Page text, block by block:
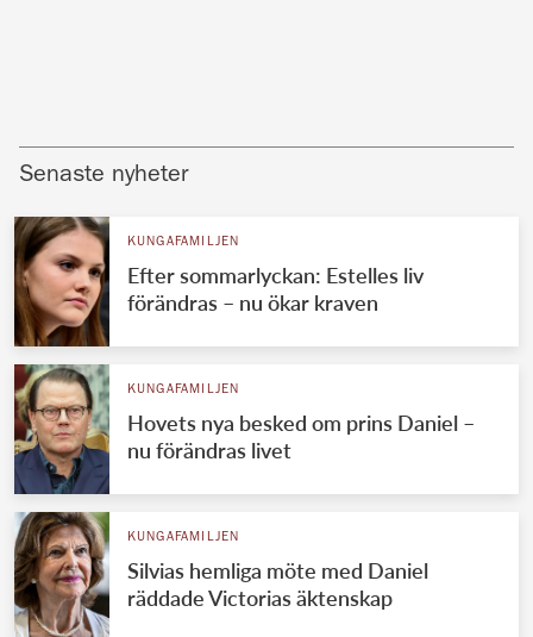
Senaste nyheter
KUNGAFAMILJEN
Efter sommarlyckan: Estelles liv
förändras – nu ökar kraven
KUNGAFAMILJEN
Hovets nya besked om prins Daniel –
nu förändras livet
KUNGAFAMILJEN
Silvias hemliga möte med Daniel
räddade Victorias äktenskap